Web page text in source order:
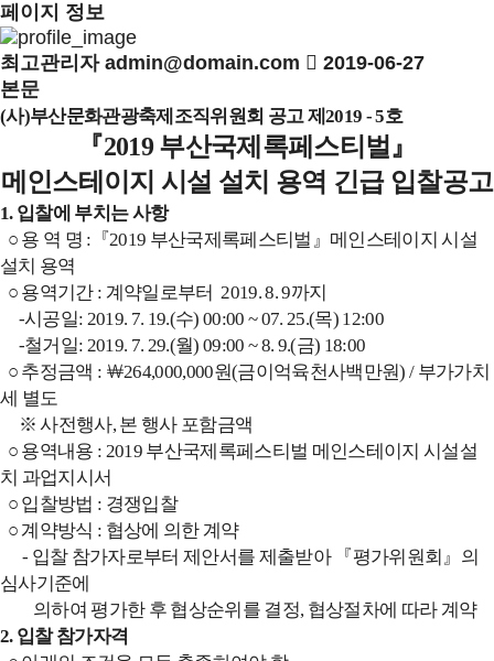
페이지 정보
최고관리자 admin@domain.com
2019-06-27
본문
(사)부산문화관광축제조직위원회 공고 제2019 - 5호
『2019 부산국제록페스티벌』
메인스테이지 시설 설치 용역 긴급 입찰공고
1. 입찰에 부치는 사항
○ 용 역 명 :『2019 부산국제록페스티벌』메인스테이지 시설
설치 용역
○ 용역기간 : 계약일로부터 2019. 8. 9까지
-시공일: 2019. 7. 19.(수) 00:00 ~ 07. 25.(목) 12:00
-철거일: 2019. 7. 29.(월) 09:00 ~ 8. 9.(금) 18:00
○ 추정금액 : ￦264,000,000원(금이억육천사백만원) / 부가가치
세 별도
※ 사전행사, 본 행사 포함금액
○ 용역내용 : 2019 부산국제록페스티벌 메인스테이지 시설설
치 과업지시서
○ 입찰방법 : 경쟁입찰
○ 계약방식 : 협상에 의한 계약
- 입찰 참가자로부터 제안서를 제출받아 『평가위원회』의
심사기준에
의하여 평가한 후 협상순위를 결정, 협상절차에 따라 계약
2. 입찰 참가자격